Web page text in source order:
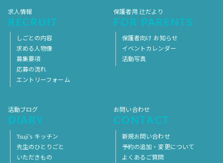
求人情報
RECRUIT
しごとの内容
求める人物像
募集要項
応募の流れ
エントリーフォーム
保護者用 辻だより
FOR PARENTS
保護者向け お知らせ
イベントカレンダー
活動写真
活動ブログ
DIARY
Tsuji’s キッチン
先生のひとりごと
いただきもの
お問い合わせ
CONTACT
新規お問い合わせ
予約の追加・変更について
よくあるご質問